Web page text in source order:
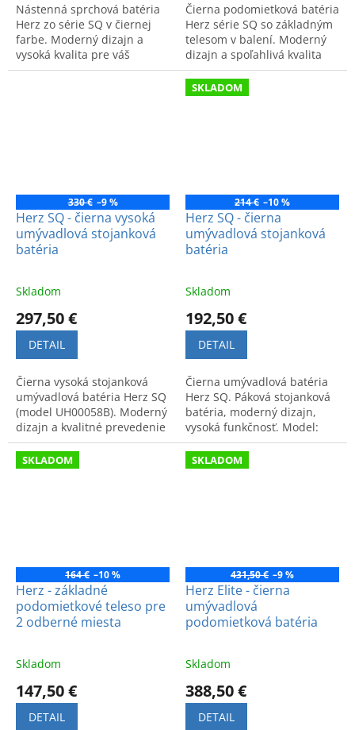
Nástenná sprchová batéria
Herz zo série SQ v čiernej
farbe. Moderný dizajn a
vysoká kvalita pre váš
sprchový kút.
Čierna podomietková batéria
Herz série SQ so základným
telesom v balení. Moderný
dizajn a spoľahlivá kvalita
pre váš štýlový sprchový kút.
330 € –9 %
Herz SQ - čierna vysoká
umývadlová stojanková
batéria
Skladom
297,50 €
DETAIL
Čierna vysoká stojanková
umývadlová batéria Herz SQ
(model UH00058B). Moderný
dizajn a kvalitné prevedenie
pre štýlovú kúpeľňu.
SKLADOM
214 € –10 %
Herz SQ - čierna
umývadlová stojanková
batéria
Skladom
192,50 €
DETAIL
Čierna umývadlová batéria
Herz SQ. Páková stojanková
batéria, moderný dizajn,
vysoká funkčnosť. Model:
UH00057B.
SKLADOM
164 € –10 %
Herz - základné
podomietkové teleso pre
2 odberné miesta
Skladom
147,50 €
DETAIL
SKLADOM
431,50 € –9 %
Herz Elite - čierna
umývadlová
podomietková batéria
Skladom
388,50 €
DETAIL